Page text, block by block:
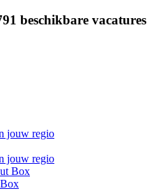
beschikbare vacatures
jouw regio
jouw regio
Box